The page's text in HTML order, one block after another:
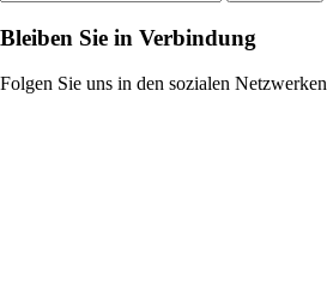
Bleiben Sie in Verbindung
Folgen Sie uns in den sozialen Netzwerken